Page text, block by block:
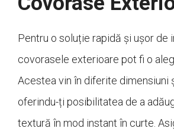
Pentru o soluție rapidă și ușor de
covorasele exterioare pot fi o
Acestea vin în diferite dimensiuni
oferindu-ți posibilitatea de a
textură în mod instant în curte.